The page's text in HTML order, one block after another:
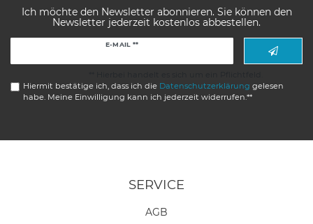
Ich möchte den Newsletter abonnieren. Sie können den
Newsletter jederzeit kostenlos abbestellen.
E-MAIL **
Hiermit bestätige ich, dass ich die Daten­schutz­erklärung gelesen
habe. Meine Einwilligung kann ich jederzeit widerrufen.**
SERVICE
AGB